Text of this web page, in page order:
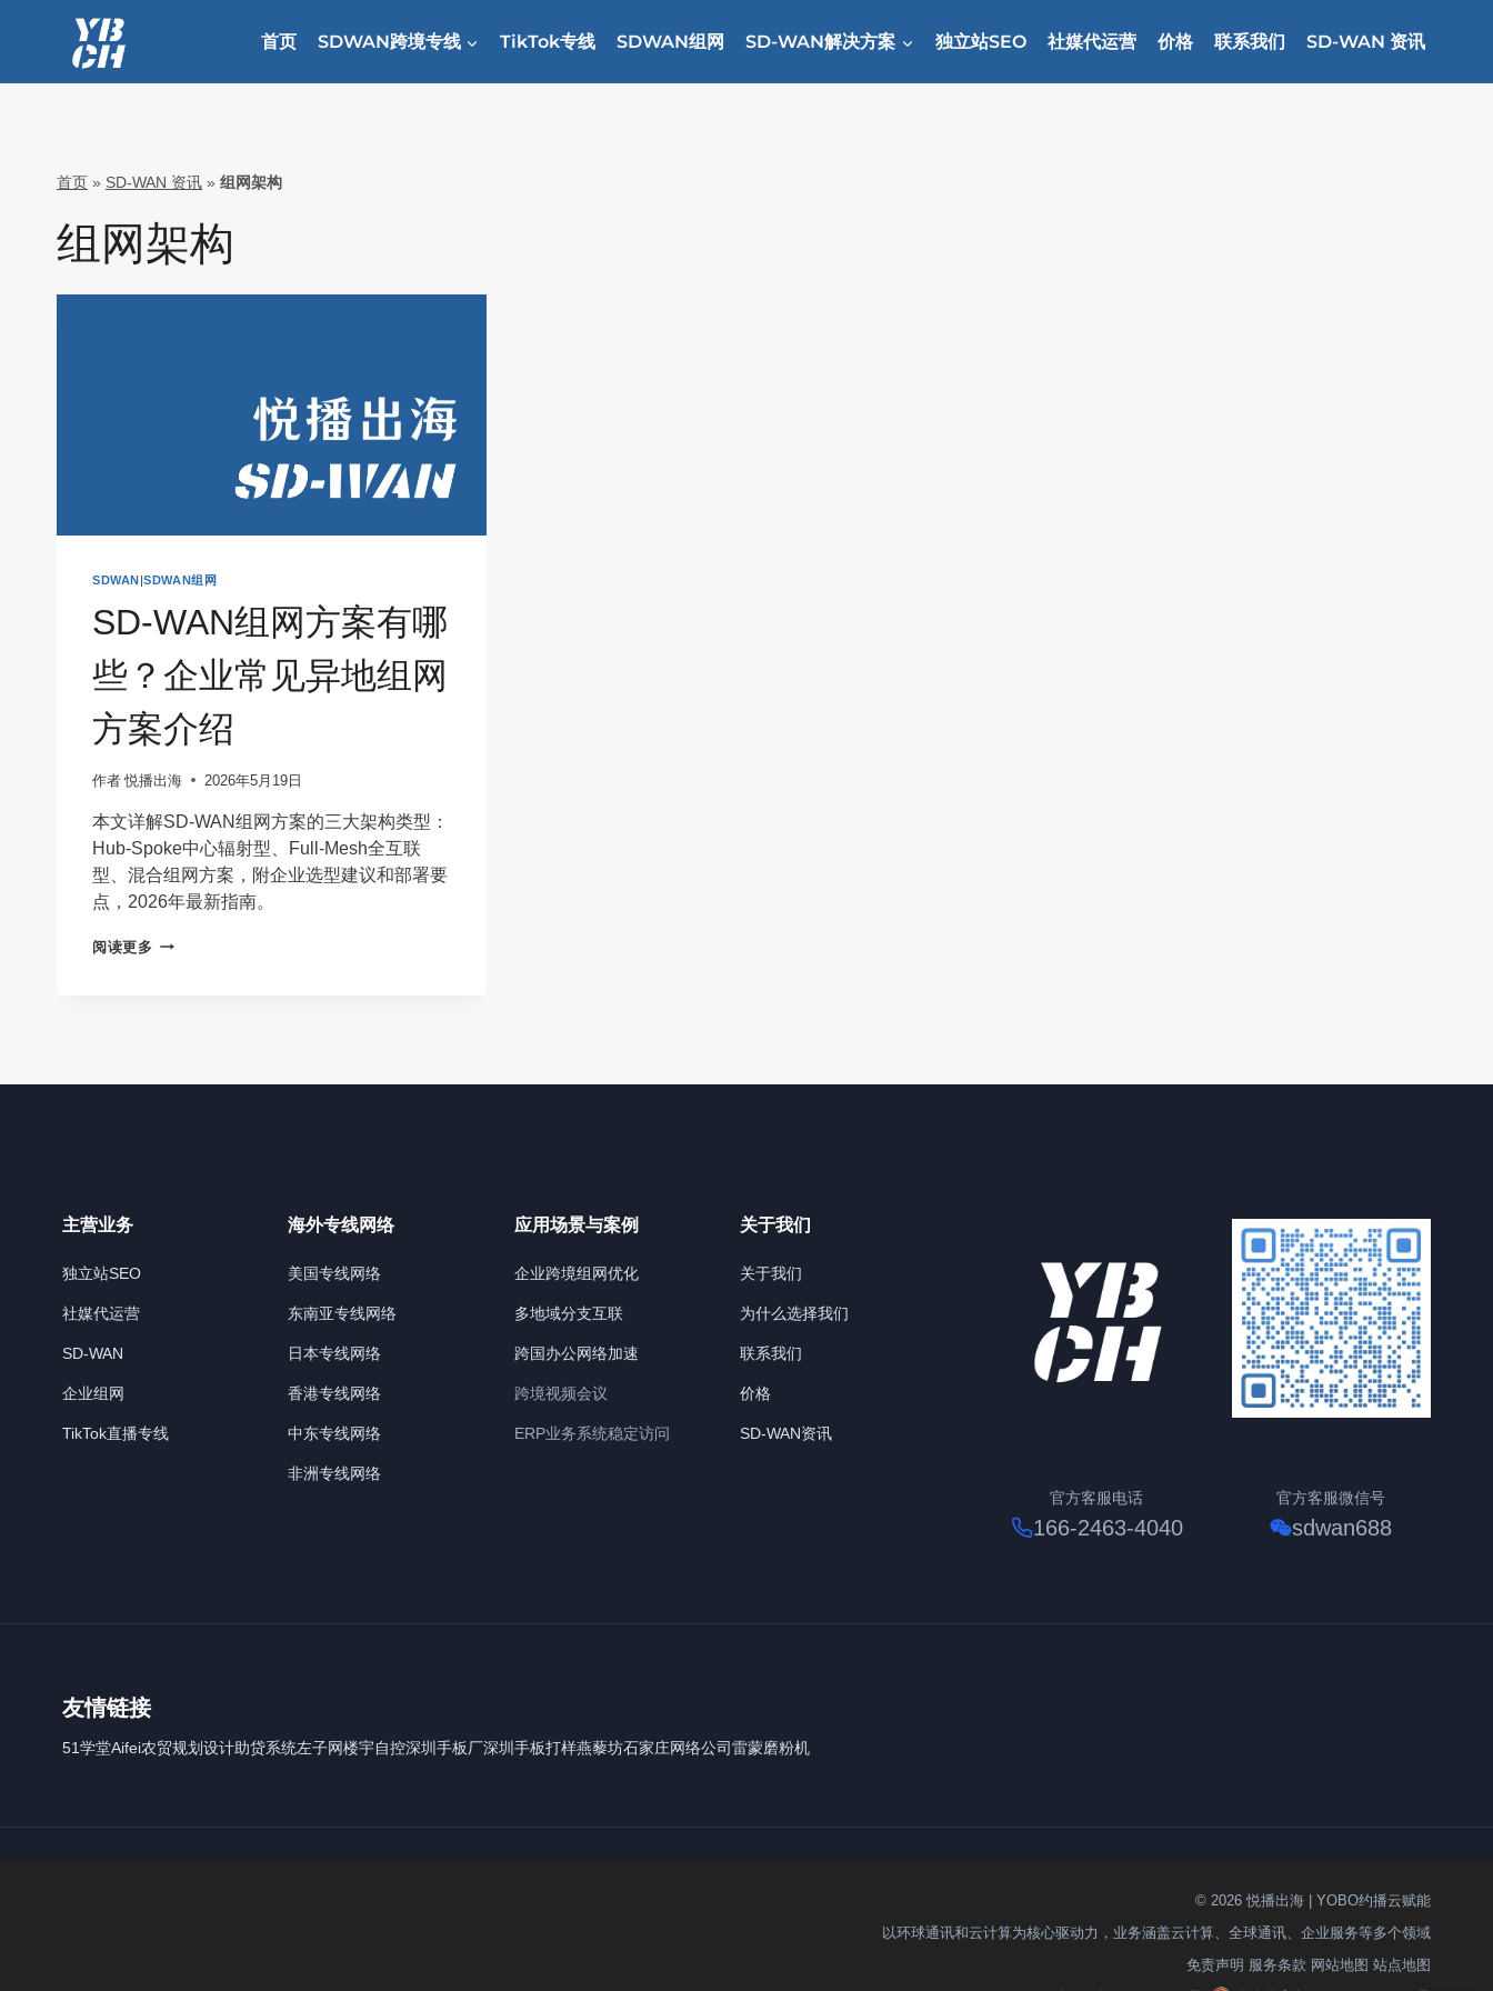
首页 SDWAN跨境专线 TikTok专线 SDWAN组网 SD-WAN解决方案 独立站SEO 社媒代运营 价格 联系我们 SD-WAN 资讯
首页 » SD-WAN 资讯 » 组网架构
组网架构
SDWAN |SDWAN组网
SD-WAN组网方案有哪
些？企业常见异地组网
方案介绍
作者 悦播出海 2026年5月19日
本文详解SD-WAN组网方案的三大架构类型：
Hub-Spoke中心辐射型、Full-Mesh全互联
型、混合组网方案，附企业选型建议和部署要
点，2026年最新指南。
阅读更多 SD-
主营业务
独立站SEO
社媒代运营
SD-WAN
企业组网
TikTok直播专线
海外专线网络
美国专线网络
东南亚专线网络
日本专线网络
香港专线网络
中东专线网络
非洲专线网络
应用场景与案例
企业跨境组网优化
多地域分支互联
跨国办公网络加速
跨境视频会议
ERP业务系统稳定访问
关于我们
关于我们
为什么选择我们
联系我们
价格
SD-WAN资讯
官方客服电话
166-2463-4040
官方客服微信号
sdwan688
友情链接
51学堂Aifei农贸规划设计助贷系统左子网楼宇自控深圳手板厂深圳手板打样燕藜坊石家庄网络公司雷蒙磨粉机
© 2026 悦播出海 | YOBO约播云赋能
以环球通讯和云计算为核心驱动力，业务涵盖云计算、全球通讯、企业服务等多个领域
免责声明 服务条款 网站地图 站点地图